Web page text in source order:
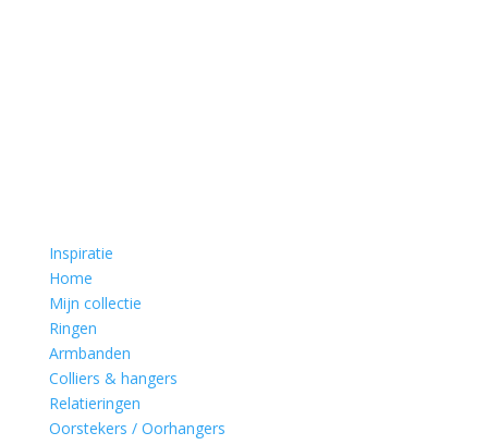
Inspiratie
Home
Mijn collectie
Ringen
Armbanden
Colliers & hangers
Relatieringen
Oorstekers / Oorhangers